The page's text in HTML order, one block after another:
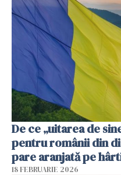
De ce „uitarea de
pentru românii din
pare aranjată pe
18 FEBRUARIE 2026